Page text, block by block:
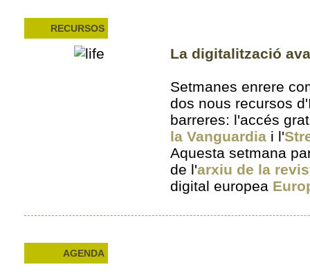
RECURSOS
La digitalització
Setmanes enrere
dos nous recursos
barreres: l'accés
la Vanguardia i l'
Aquesta setmana
de l'arxiu de la
digital europea
AGENDA